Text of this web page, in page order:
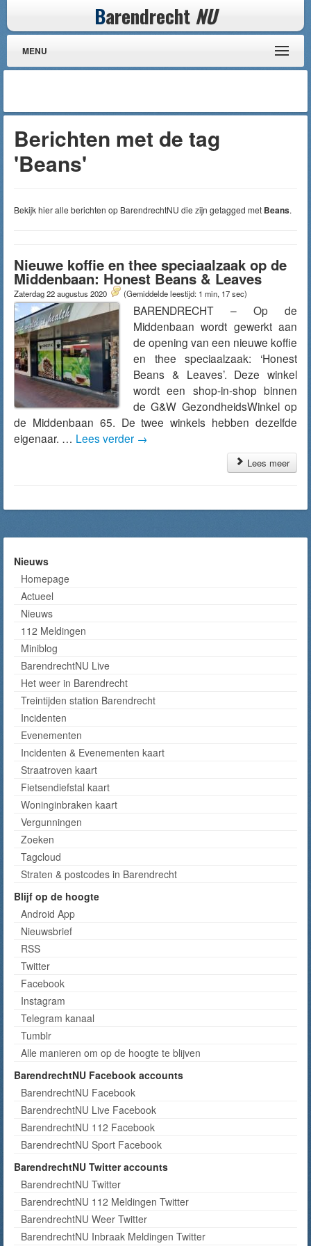
Barendrecht NU
MENU
Berichten met de tag
'Beans'
Bekijk hier alle berichten op BarendrechtNU die zijn getagged met Beans.
Nieuwe koffie en thee speciaalzaak op de
Middenbaan: Honest Beans & Leaves
Zaterdag 22 augustus 2020 (Gemiddelde leestijd: 1 min, 17 sec)
BARENDRECHT – Op de
Middenbaan wordt gewerkt aan
de opening van een nieuwe koffie
en thee speciaalzaak: ‘Honest
Beans & Leaves’. Deze winkel
wordt een shop-in-shop binnen
de G&W GezondheidsWinkel op
de Middenbaan 65. De twee winkels hebben dezelfde
eigenaar. … Lees verder →
Lees meer
Nieuws
Homepage
Actueel
Nieuws
112 Meldingen
Miniblog
BarendrechtNU Live
Het weer in Barendrecht
Treintijden station Barendrecht
Incidenten
Evenementen
Incidenten & Evenementen kaart
Straatroven kaart
Fietsendiefstal kaart
Woninginbraken kaart
Vergunningen
Zoeken
Tagcloud
Straten & postcodes in Barendrecht
Blijf op de hoogte
Android App
Nieuwsbrief
RSS
Twitter
Facebook
Instagram
Telegram kanaal
Tumblr
Alle manieren om op de hoogte te blijven
BarendrechtNU Facebook accounts
BarendrechtNU Facebook
BarendrechtNU Live Facebook
BarendrechtNU 112 Facebook
BarendrechtNU Sport Facebook
BarendrechtNU Twitter accounts
BarendrechtNU Twitter
BarendrechtNU 112 Meldingen Twitter
BarendrechtNU Weer Twitter
BarendrechtNU Inbraak Meldingen Twitter